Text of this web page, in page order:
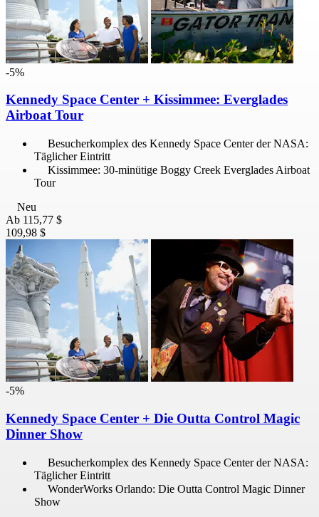
-5%
Kennedy Space Center + Kissimmee: Everglades
Airboat Tour
Besucherkomplex des Kennedy Space Center der NASA:
Täglicher Eintritt
Kissimmee: 30-minütige Boggy Creek Everglades Airboat
Tour
Neu
Ab 115,77 $
109,98 $
-5%
Kennedy Space Center + Die Outta Control Magic
Dinner Show
Besucherkomplex des Kennedy Space Center der NASA:
Täglicher Eintritt
WonderWorks Orlando: Die Outta Control Magic Dinner
Show